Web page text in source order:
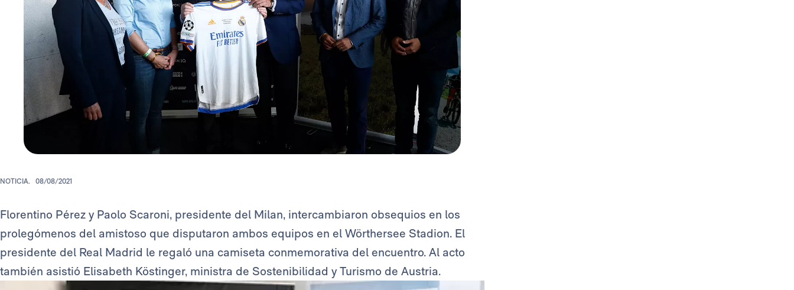
NOTICIA. 08/08/2021
Florentino Pérez y Paolo Scaroni, presidente del Milan, intercambiaron obsequios en los
prolegómenos del amistoso que disputaron ambos equipos en el Wörthersee Stadion. El
presidente del Real Madrid le regaló una camiseta conmemorativa del encuentro. Al acto
también asistió Elisabeth Köstinger, ministra de Sostenibilidad y Turismo de Austria.